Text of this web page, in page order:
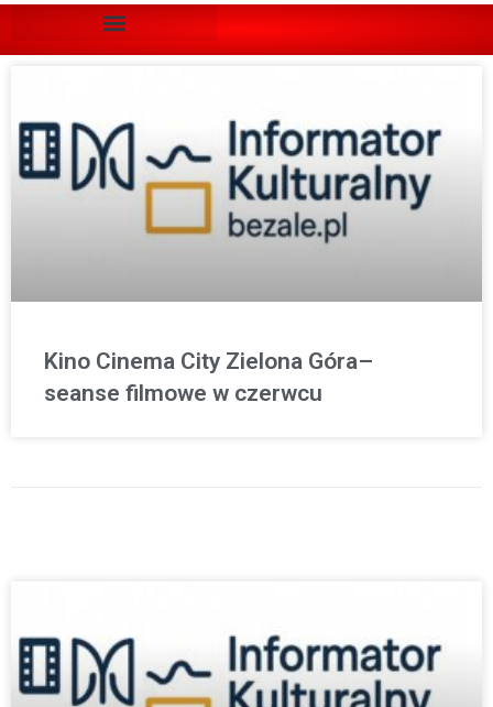
Kino Cinema City Zielona Góra–
seanse filmowe w czerwcu